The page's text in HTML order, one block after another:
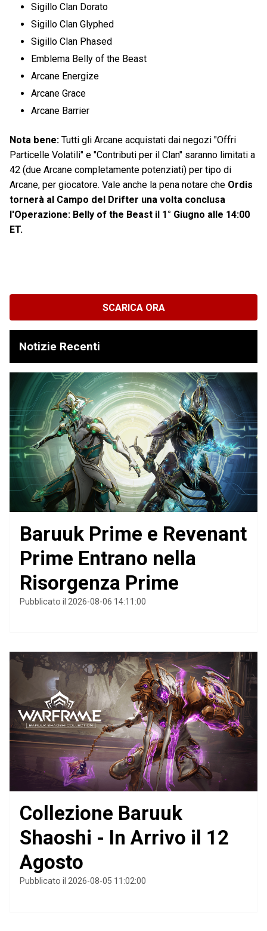
Sigillo Clan Dorato
Sigillo Clan Glyphed
Sigillo Clan Phased
Emblema Belly of the Beast
Arcane Energize
Arcane Grace
Arcane Barrier
Nota bene: Tutti gli Arcane acquistati dai negozi "Offri
Particelle Volatili" e "Contributi per il Clan" saranno limitati a
42 (due Arcane completamente potenziati) per tipo di
Arcane, per giocatore. Vale anche la pena notare che Ordis
tornerà al Campo del Drifter una volta conclusa
l'Operazione: Belly of the Beast il 1° Giugno alle 14:00
ET.
SCARICA ORA
Notizie Recenti
Baruuk Prime e Revenant
Prime Entrano nella
Risorgenza Prime
Pubblicato il 2026-08-06 14:11:00
Collezione Baruuk
Shaoshi - In Arrivo il 12
Agosto
Pubblicato il 2026-08-05 11:02:00